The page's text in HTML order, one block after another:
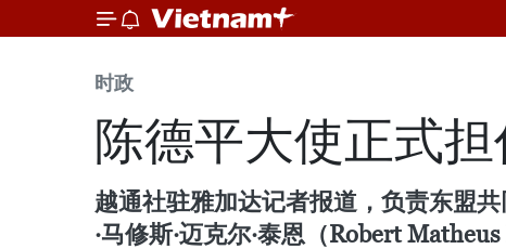
时政
陈德平大使正式
越通社驻雅加达记者报道，负责东盟
·马修斯·迈克尔·泰恩（Robert